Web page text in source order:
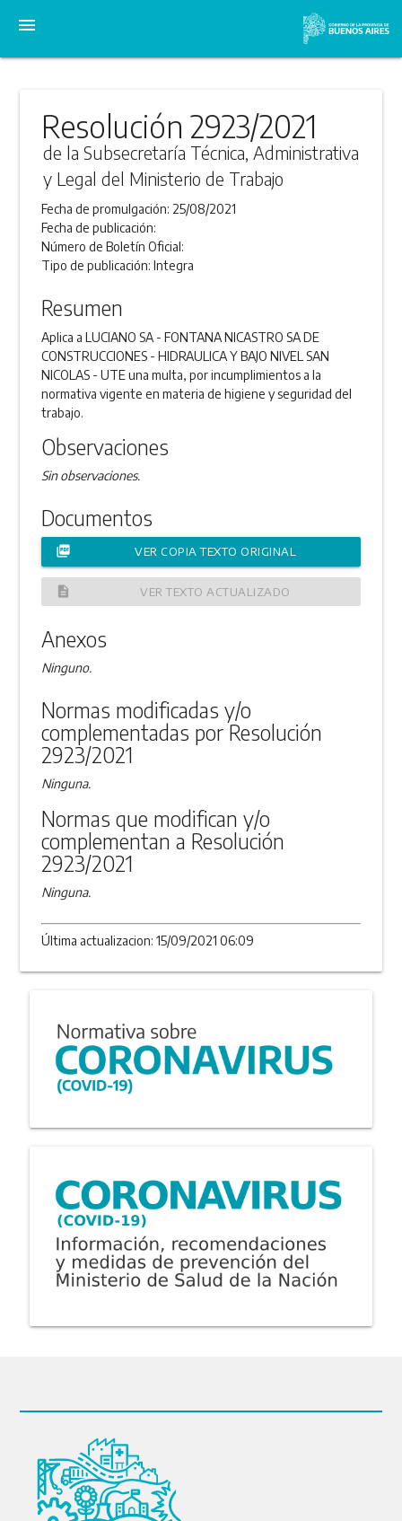
menu
Resolución 2923/2021
de la Subsecretaría Técnica, Administrativa
y Legal del Ministerio de Trabajo
Fecha de promulgación: 25/08/2021
Fecha de publicación:
Número de Boletín Oficial:
Tipo de publicación:Integra
Resumen
Aplica a LUCIANO SA - FONTANA NICASTRO SA DE
CONSTRUCCIONES - HIDRAULICA Y BAJO NIVEL SAN
NICOLAS - UTE una multa, por incumplimientos a la
normativa vigente en materia de higiene y seguridad del
trabajo.
Observaciones
Sin observaciones.
Documentos
picture_as_pdf VER COPIA TEXTO ORIGINAL
description VER TEXTO ACTUALIZADO
Anexos
Ninguno.
Normas modificadas y/o
complementadas por Resolución
2923/2021
Ninguna.
Normas que modifican y/o
complementan a Resolución
2923/2021
Ninguna.
Última actualizacion: 15/09/2021 06:09